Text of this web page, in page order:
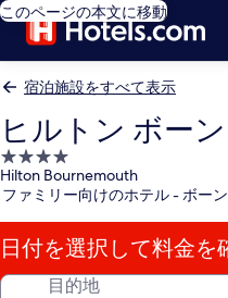
このページの本文に移動
宿泊施設をすべて表示
ヒルトン ボー
4.0
つ
星
宿
泊
施
Hilton Bournemouth
ファミリー向けのホテル - ボー
日付を選択して料金を
目的地